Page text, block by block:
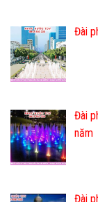
Đài
Đài
năm
Đài